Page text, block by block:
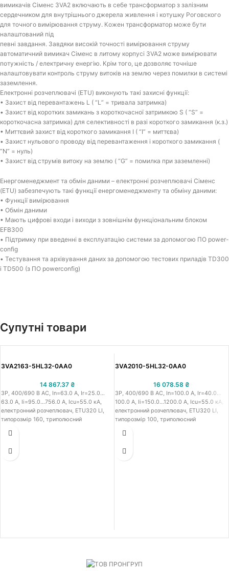
вимикачів Сіменс 3VA2 включають в себе трансформатор з залізним
сердечником для внутрішнього джерела живлення і котушку Роговского
для точного вимірювання струму. Кожен трансформатор може бути
налаштований під
певні завдання. Завдяки високій точності вимірювання струму
автоматичний вимикач Сіменс в литому корпусі 3VA2 може вимірювати
потужність / електричну енергію. Крім того, це дозволяє точніше
налаштовувати контроль струму витоків на землю через помилки в системі
заземлення.
Електронні розчеплювачі (ETU) виконують такі захисні функції:
• Захист від перевантажень L ( “L” = тривала затримка)
• Захист від коротких замикань з короткочасної затримкою S ( “S” =
короткочасна затримка) для селективності в разі короткого замикання (к.з.)
• Миттєвий захист від короткого замикання I ( “I” = миттєва)
• Захист нульового проводу від перевантаження і короткого замикання (
“N” = нуль)
• Захист від струмів витоку на землю ( “G” = помилка при заземленні)
Енергоменеджмент та обмін даними – електронні розчеплювачі Сіменс
(ETU) забезпечують такі функції енергоменеджменту та обміну даними:
• Функції вимірювання
• Обмін даними
• Мають цифрові входи і виходи з зовнішнім функціональним блоком
EFB300
• Підтримку при введенні в експлуатацію системи за допомогою ПО power-
config
• Тестування та архівування даних за допомогою тестових приладів TD300
і TD500 (з ПО powerconfig)
Супутні товари
3VA2163-5HL32-0AA0
14 867.37 ₴
3P, 400/690 В АС, In=63.0 A, Ir=25.0…
63.0 A, Iі=95.0…756.0 A, Icu=55.0 кА,
електронний розчеплювач, ETU320 LI,
типорозмір 160, триполюсний
литому корпусі IEC Сіменс 3VA21, робоча
струм 63.0 A, струм теплового
3VA2010-5HL32-0AA0
16 078.58 ₴
3P, 400/690 В АС, In=100.0 A, Ir=40.0…
100.0 A, Iі=150.0…1200.0 A, Icu=55.0 кА,
електронний розчеплювач, ETU320 LI,
типорозмір 100, триполюсний
литому корпусі IEC Сіменс 3VA20,
номінальний струм 100.0 A, струм